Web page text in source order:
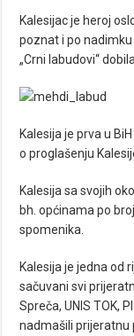
Kalesijac je heroj
poznat i po nadimku
„Crni labudovi“
Kalesija je prva u
o proglašenju
Kalesija sa svojih
bh. općinama po
spomenika.
Kalesija je jedna od
sačuvani svi
Spreča, UNIS TOK,
nadmašili prijeratnu